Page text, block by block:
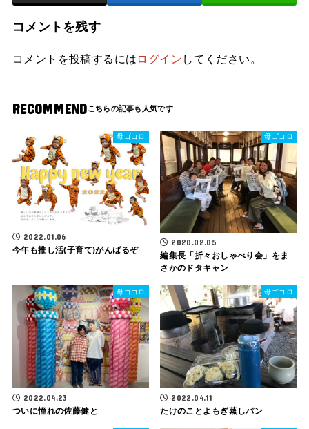
コメントを残す
コメントを投稿するには ログイン してください。
RECOMMEND
母ゴコロ
2022.01.06
今年も推し活(子育て)がんばるぞ
母ゴコロ
2020.02.05
編集長「折々おしゃべり会」をま
さかのドタキャン
母ゴコロ
2022.04.23
ついに憧れの佐藤健と
母ゴコロ
2022.04.11
たけのことよもぎ蒸しパン